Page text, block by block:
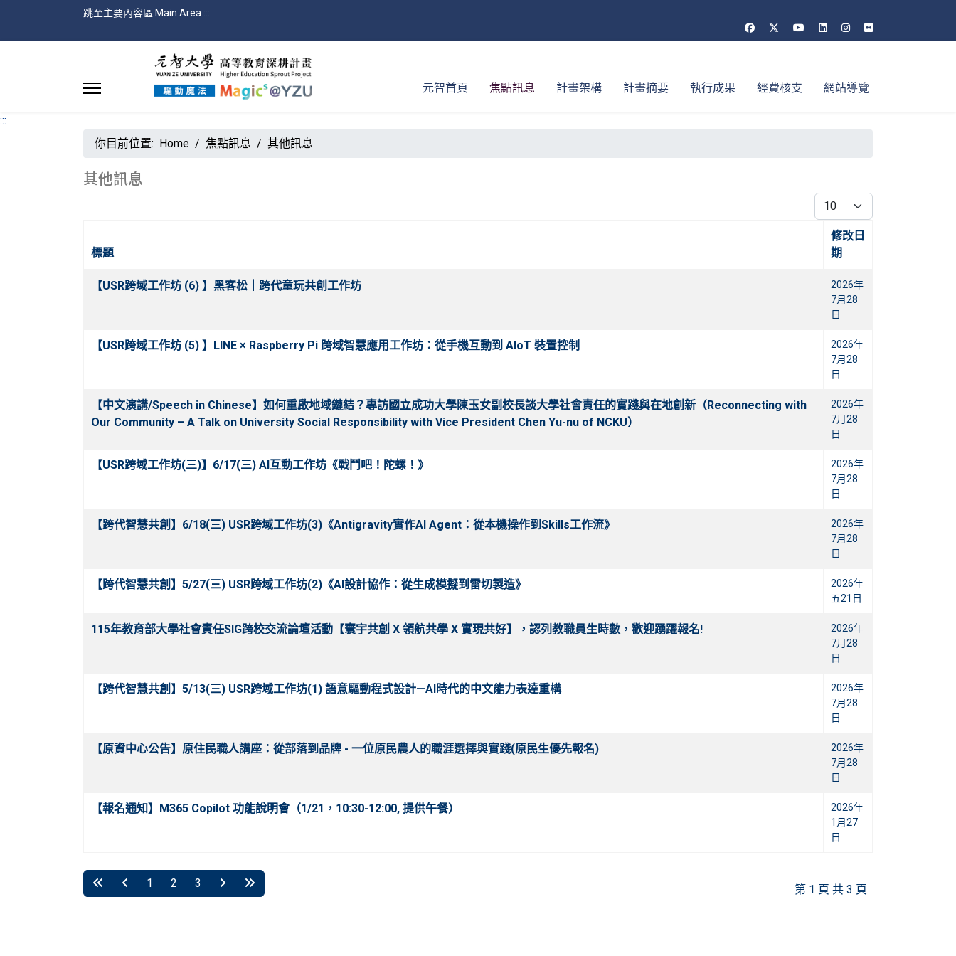
跳至主要內容區 Main Area :::
元智首頁 焦點訊息 計畫架構 計畫摘要 執行成果 經費核支 網站導覽
:::
你目前位置: Home 焦點訊息 其他訊息
其他訊息
每頁顯示條數
文章
標題
修改日
期
【USR跨域工作坊 (6) 】黑客松｜跨代童玩共創工作坊
2026年
7月28
日
【USR跨域工作坊 (5) 】LINE × Raspberry Pi 跨域智慧應用工作坊：從手機互動到 AIoT 裝置控制
2026年
7月28
日
【中文演講/Speech in Chinese】如何重啟地域鏈結？專訪國立成功大學陳玉女副校長談大學社會責任的實踐與在地創新（Reconnecting with
Our Community – A Talk on University Social Responsibility with Vice President Chen Yu-nu of NCKU）
2026年
7月28
日
【USR跨域工作坊(三)】6/17(三) AI互動工作坊《戰鬥吧！陀螺！》
2026年
7月28
日
【跨代智慧共創】6/18(三) USR跨域工作坊(3)《Antigravity實作AI Agent：從本機操作到Skills工作流》
2026年
7月28
日
【跨代智慧共創】5/27(三) USR跨域工作坊(2)《AI設計協作：從生成模擬到雷切製造》
2026年
五21日
115年教育部大學社會責任SIG跨校交流論壇活動【寰宇共創 X 領航共學 X 實現共好】，認列教職員生時數，歡迎踴躍報名!
2026年
7月28
日
【跨代智慧共創】5/13(三) USR跨域工作坊(1) 語意驅動程式設計—AI時代的中文能力表達重構
2026年
7月28
日
【原資中心公告】原住民職人講座：從部落到品牌 - 一位原民農人的職涯選擇與實踐(原民生優先報名)
2026年
7月28
日
【報名通知】M365 Copilot 功能說明會（1/21，10:30-12:00, 提供午餐）
2026年
1月27
日
第 1 頁 共 3 頁
1 2 3